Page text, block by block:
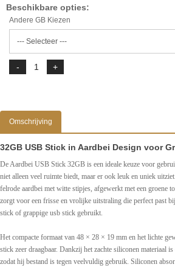
Beschikbare opties:
Andere GB Kiezen
Omschrijving
32GB USB Stick in Aardbei Design voor
De Aardbei USB Stick 32GB is een ideale keuze voor
niet alleen veel ruimte biedt, maar er ook leuk en uniek
felrode aardbei met witte stipjes, afgewerkt met een groene
zorgt voor een frisse en vrolijke uitstraling die perfect past
stick of grappige usb stick gebruikt.
Het compacte formaat van 48 × 28 × 19 mm en het lichte
stick zeer draagbaar. Dankzij het zachte siliconen materiaal
zodat hij bestand is tegen veelvuldig gebruik. Siliconen